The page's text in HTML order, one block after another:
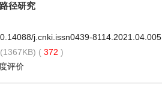
径研究
j.cnki.issn0439-8114.2021.04.005
(1367KB) ( 372 )
评价